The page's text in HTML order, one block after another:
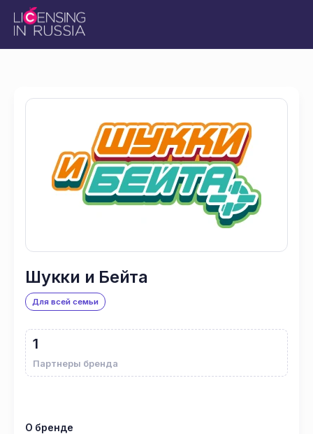
Шукки и Бейта
Для всей семьи
1
Партнеры бренда
О бренде